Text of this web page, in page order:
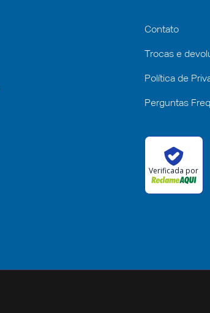
Contato
Trocas e
Política de
Perguntas
Verificada por